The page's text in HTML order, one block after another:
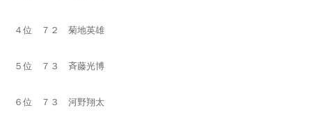
４位 ７２ 菊地英雄
５位 ７３ 斉藤光博
６位 ７３ 河野翔太